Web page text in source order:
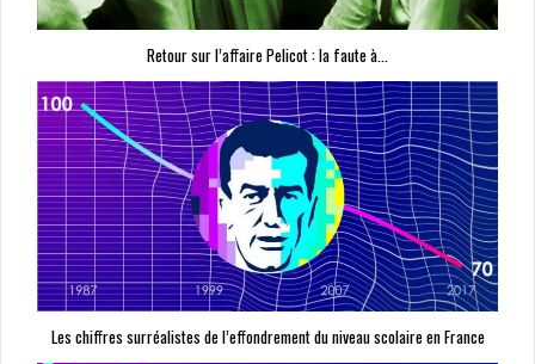
Retour sur l’affaire Pelicot : la faute à…
Les chiffres surréalistes de l’effondrement du niveau scolaire en France